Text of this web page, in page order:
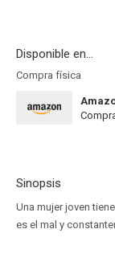
Disponible en...
Compra física
Sinopsis
Una mujer joven
es el mal y